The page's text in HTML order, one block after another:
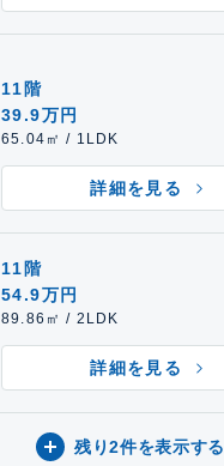
11階
39.9万円
65.04㎡ / 1LDK
詳細を見る
11階
54.9万円
89.86㎡ / 2LDK
詳細を見る
残り2件を表示する